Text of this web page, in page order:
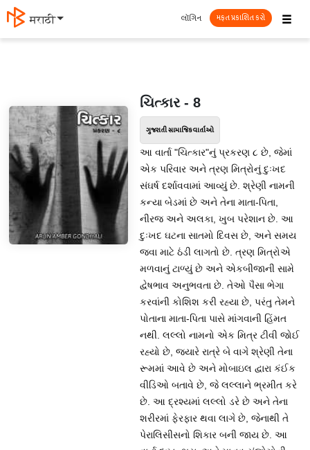
मराठी ☰
લૉગિન મફત પ્રકાશિત કરો
ચિત્કાર - 8
ગુજરાતી સામાજિક વાર્તાઓ
આ વાર્તા "ચિત્કાર"નું પ્રકરણ ૮ છે, જેમાં
એક પરિવાર અને ત્રણ મિત્રોનું દુઃખદ
સંઘર્ષ દર્શાવવામાં આવ્યું છે. શ્રેણી નામની
કન્યા બેડમાં છે અને તેના માતા-પિતા,
નીરજ અને અલકા, ખુબ પરેશાન છે. આ
દુઃખદ ઘટના સાતમો દિવસ છે, અને સમય
જવા માટે ઠંડી લાગતો છે. ત્રણ મિત્રોએ
મળવાનું ટાળ્યું છે અને એકબીજાની સામે
દ્વેષભાવ અનુભવતા છે. તેઓ પૈસા ભેગા
કરવાંની કોશિશ કરી રહ્યા છે, પરંતુ તેમને
પોતાના માતા-પિતા પાસે માંગવાની હિંમત
નથી. લલ્લો નામનો એક મિત્ર ટીવી જોઈ
રહ્યો છે, જ્યારે રાત્રે બે વાગે શ્રેણી તેના
રૂમમાં આવે છે અને મોબાઇલ દ્વારા કંઈક
વીડિઓ બતાવે છે, જે લલ્લાને ભ્રમીત કરે
છે. આ દ્રશ્યમાં લલ્લો ડરે છે અને તેના
શરીરમાં ફેરફાર થવા લાગે છે, જેનાથી તે
પેરાલિસીસનો શિકાર બની જાય છે. આ